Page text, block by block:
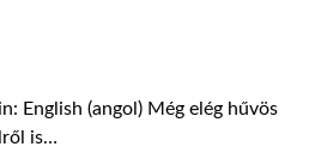
English (angol) Még elég hűvös
is…